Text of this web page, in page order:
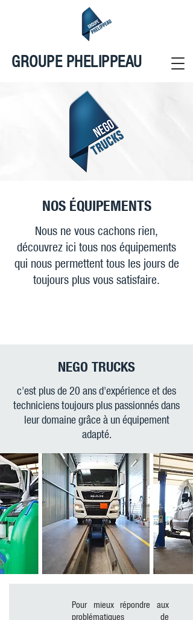
GROUPE PHELIPPEAU
NOS ÉQUIPEMENTS
Nous ne vous cachons rien,
découvrez ici tous nos équipements
qui nous permettent tous les jours de
toujours plus vous satisfaire.
NEGO TRUCKS
c'est plus de 20 ans d'expérience et des
techniciens toujours plus passionnés dans
leur domaine grâce à un équipement
adapté.
Pour mieux répondre aux
problématiques de